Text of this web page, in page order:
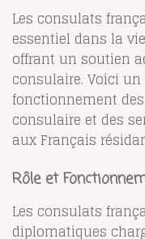
Les consulats
essentiel dans la
offrant un soutien
consulaire. Voici
fonctionnement
consulaire et des
aux Français
Rôle et
Les consulats
diplomatiques